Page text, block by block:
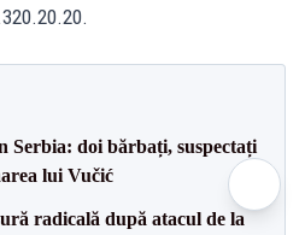
Serbia: doi bărbați, suspectați
lui Vučić
radicală după atacul de la